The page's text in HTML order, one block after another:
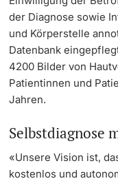
der Diagnose sowie
und Körperstelle
Datenbank
4200 Bilder von
Patientinnen und
Jahren.
Selbstdiagnose
«Unsere Vision ist,
kostenlos und